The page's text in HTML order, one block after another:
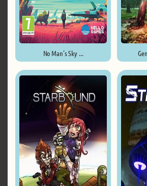
No Man’s Sky ...